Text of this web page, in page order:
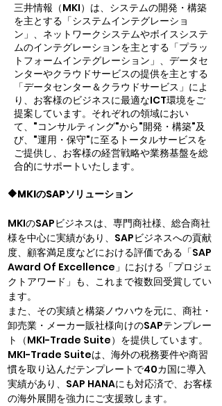
三井情報（MKI）は、システムの開発・構築
を主とする「システムインテグレーショ
ン」、ネットワークシステムやボイスシステ
ムのインテグレーションを主とする「プラッ
トフォームインテグレーション」、データセ
ンターやクラウドサービスの提供を主とする
「データセンター＆クラウドサービス」によ
り、お客様のビジネスに最適なICT環境をご
提案しています。それぞれの領域におい
て、"コンサルティング"から"開発・構築"及
び、"運用・保守"に至るトータルサービスを
ご提供し、お客様の経営戦略や業務基盤を総
合的にサポートいたします。
🔶MKIのSAPソリューション
MKIのSAPビジネスは、専門商社様、総合商社
様を中心に実績があり、SAPビジネスへの貢献
度、顧客満足度などにおける評価である「SAP
Award Of Excellence」における「プロジェ
クトアワード」も、これまで複数回受賞してい
ます。
また、その実績と構築ノウハウを元に、商社・
卸売業・メーカー販社様向けのSAPテンプレー
ト（MKI-Trade Suite）を提供しています。
MKI-Trade Suiteは、海外の税務要件や商習
慣を取り込んだテンプレートで40カ国に導入
実績があり、SAP HANAにも対応済で、お客様
の海外展開を強力にご支援致します。